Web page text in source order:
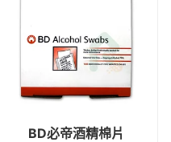
BD必帝酒精棉片